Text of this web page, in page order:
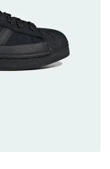
NITRO™ 4
回彈與防滑兼具的
2 WP：腳
的防水輕越野鞋
典八孔加上全防